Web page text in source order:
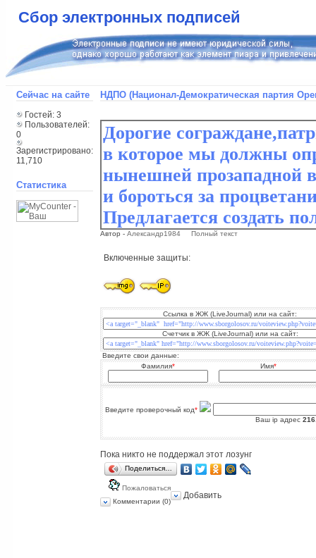
Сбор электронных подписей
Сейчас на сайте
Гостей: 3
Пользователей:
0
Зарегистрировано:
11,710
Статистика
НДПО (Национал-Демократическая партия
Автор - Александр1984 Полный текст
Включенные защиты:
Ссылка в ЖЖ (LiveJournal) или на сайт:
Счетчик в ЖЖ (LiveJournal) или на сайт:
Введите свои данные:
Фамилия* Имя*
Введите проверочный код*
Ваш ip адрес
Пока никто не поддержал этот лозунг
Поделиться…
Пожаловаться
Комментарии (0)
Добавить